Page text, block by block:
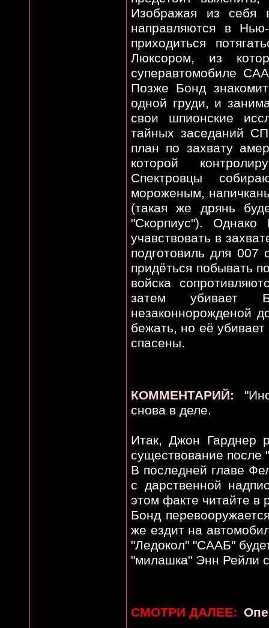
Изображая из себя
направляются в
приходиться
Люксором, из
суперавтомобиле
Позже Бонд
одной груди, и
свои шпионские
тайных заседаний
план по захвату
которой
Спектровцы
мороженым,
(такая же дрянь
"Скорпиус").
учавствовать в
подготовиль для
придёться побывать
войска
затем убивает
незаконнорожденой
бежать, но её
спасены.
КОММЕНТАРИЙ:
снова в деле.
Итак, Джон Гарднер
существование
В последней главе
с дарственной
этом факте читайте в
Бонд
же ездит на
"Ледокол" "СААБ"
"милашка" Энн Рейли
СМОТРИ ДАЛЕЕ: